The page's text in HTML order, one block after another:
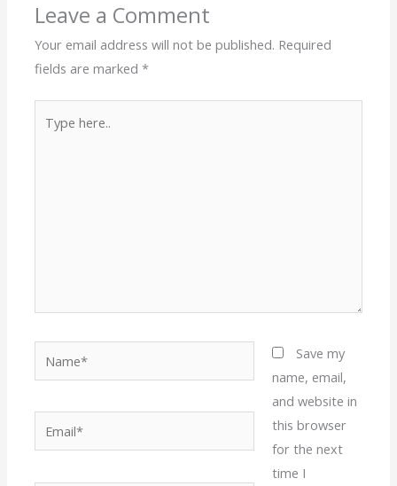
Leave a Comment
Your email address will not be published. Required
fields are marked*
here..
Save my
name, email,
and website in
this browser
for the next
time I